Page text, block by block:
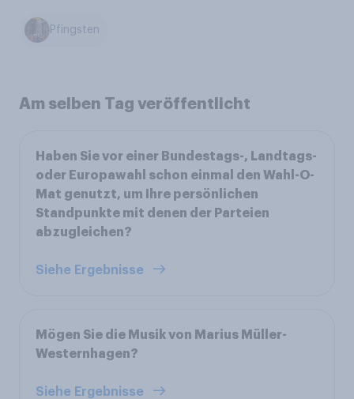
Pfingsten
Am selben Tag veröffentlicht
Haben Sie vor einer Bundestags-, Landtags-
oder Europawahl schon einmal den Wahl-O-
Mat genutzt, um Ihre persönlichen
Standpunkte mit denen der Parteien
abzugleichen?
Siehe Ergebnisse
Mögen Sie die Musik von Marius Müller-
Westernhagen?
Siehe Ergebnisse